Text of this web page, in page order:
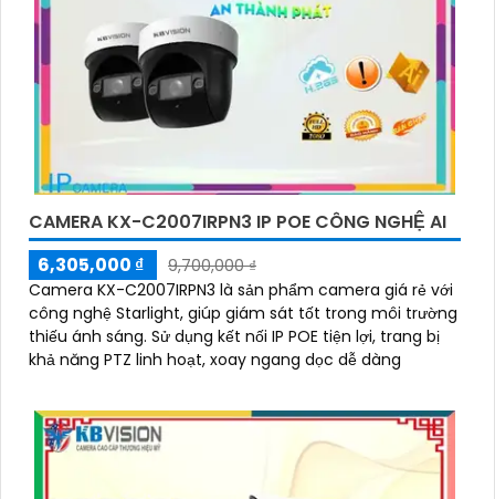
CAMERA KX-C2007IRPN3 IP POE CÔNG NGHỆ AI
6,305,000 ₫
9,700,000 ₫
Camera KX-C2007IRPN3 là sản phẩm camera giá rẻ với
công nghệ Starlight, giúp giám sát tốt trong môi trường
thiếu ánh sáng. Sử dụng kết nối IP POE tiện lợi, trang bị
khả năng PTZ linh hoạt, xoay ngang dọc dễ dàng